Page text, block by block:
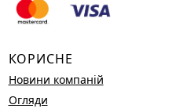
КОРИСНЕ
Новини компаній
Огляди